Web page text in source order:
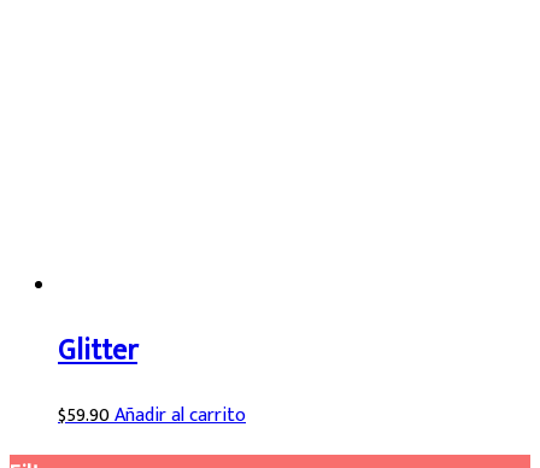
Glitter
$59.90Añadir al carrito